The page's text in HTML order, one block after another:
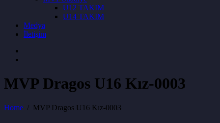
U12 TAKIM
U14 TAKIM
Medya
İletişim
MVP Dragos U16 Kız-0003
Home MVP Dragos U16 Kız-0003